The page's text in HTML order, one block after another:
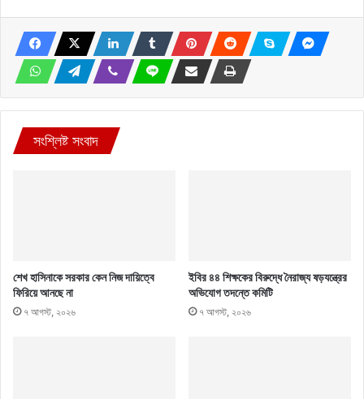
সংশ্লিষ্ট সংবাদ
শেখ হাসিনাকে সরকার কেন নিজ দায়িত্বে
ফিরিয়ে আনছে না
৭ আগস্ট, ২০২৬
ইবির ৪৪ শিক্ষকের বিরুদ্ধে নৈরাজ্য ষড়যন্ত্রের
অভিযোগ তদন্তে কমিটি
৭ আগস্ট, ২০২৬